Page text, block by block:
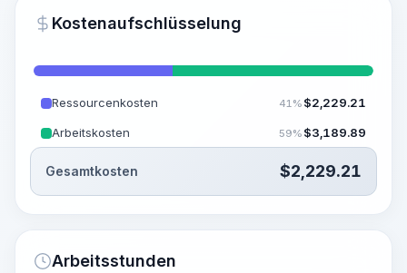
~15-30 Sek.
Kostenaufschlüsselung
Ressourcenkosten 41% $2,229.21
Arbeitskosten 59% $3,189.89
Gesamtkosten $2,229.21
Arbeitsstunden